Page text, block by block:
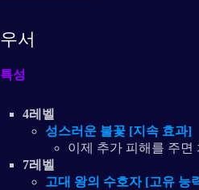
우서
특성
4레벨
성스러운 불꽃 [지속 효과]
이제 추가 피해를 주면
7레벨
고대 왕의 수호자 [고유 능